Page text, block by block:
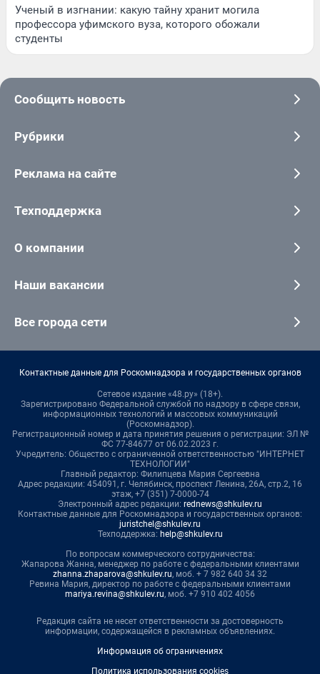
Ученый в изгнании: какую тайну хранит могила
профессора уфимского вуза, которого обожали
студенты
Сообщить новость
Рубрики
Реклама на сайте
Техподдержка
О компании
Наши вакансии
Все города сети
Контактные данные для Роскомнадзора и государственных органов
Сетевое издание «48.ру» (18+).
Зарегистрировано Федеральной службой по надзору в сфере связи,
информационных технологий и массовых коммуникаций
(Роскомнадзор).
Регистрационный номер и дата принятия решения о регистрации: ЭЛ №
ФС 77-84677 от 06.02.2023 г.
Учредитель: Общество с ограниченной ответственностью "ИНТЕРНЕТ
ТЕХНОЛОГИИ"
Главный редактор: Филипцева Мария Сергеевна
Адрес редакции: 454091, г. Челябинск, проспект Ленина, 26А, стр.2, 16
этаж, +7 (351) 7-0000-74
Электронный адрес редакции: rednews@shkulev.ru
Контактные данные для Роскомнадзора и государственных органов:
juristchel@shkulev.ru
Техподдержка: help@shkulev.ru
По вопросам коммерческого сотрудничества:
Жапарова Жанна, менеджер по работе с федеральными клиентами
zhanna.zhaparova@shkulev.ru, моб. + 7 982 640 34 32
Ревина Мария, директор по работе с федеральными клиентами
mariya.revina@shkulev.ru, моб. +7 910 402 4056
Редакция сайта не несет ответственности за достоверность
информации, содержащейся в рекламных объявлениях.
Информация об ограничениях
Политика использования cookies